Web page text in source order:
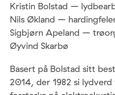
Kristin Bolstad –
Nils Økland –
Sigbjørn Apeland –
Øyvind Skarbø
Basert på Bolstad sitt
2014, der 1982 si